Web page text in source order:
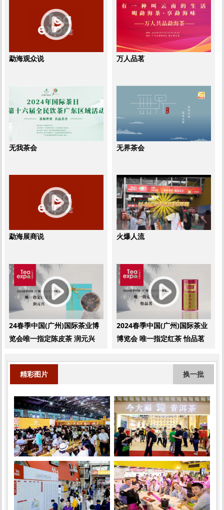
勐海观众说 万人品茗
无我茶会 无界茶会
勐海展商说 火爆人流
24春季中国(广州)国际茶业博
览会唯一指定陈皮茶 润元兴
2024春季中国(广州)国际茶业
博览会 唯一指定红茶 怡品茗
精彩图片 换一批